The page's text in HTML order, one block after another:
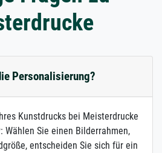
Personalisierung?
Kunstdrucks bei Meisterdrucke
Sie einen Bilderrahmen,
entscheiden Sie sich für ein